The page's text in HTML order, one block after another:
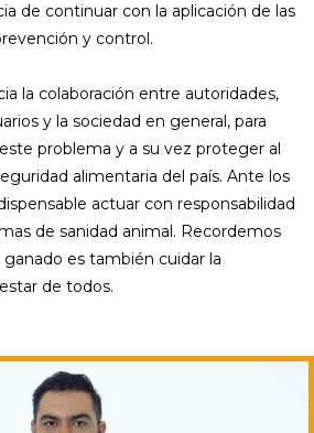
de continuar con la aplicación de las
y control.
la colaboración entre autoridades,
y la sociedad en general, para
problema y a su vez proteger al
alimentaria del país. Ante los
actuar con responsabilidad
de sanidad animal. Recordemos
es también cuidar la
de todos.